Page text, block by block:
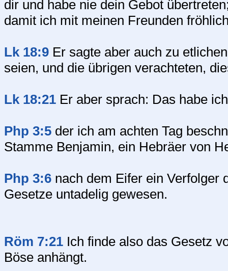
dir und habe nie dein Gebot
damit ich mit meinen Freunden
Lk 18:9 Er sagte aber auch zu
seien, und die übrigen verachteten,
Lk 18:21 Er aber sprach: Das habe
Php 3:5 der ich am achten Tag
Stamme Benjamin, ein Hebräer von
Php 3:6 nach dem Eifer ein Verfolger
Gesetze untadelig gewesen.
Röm 7:21 Ich finde also das Gesetz
Böse anhängt.